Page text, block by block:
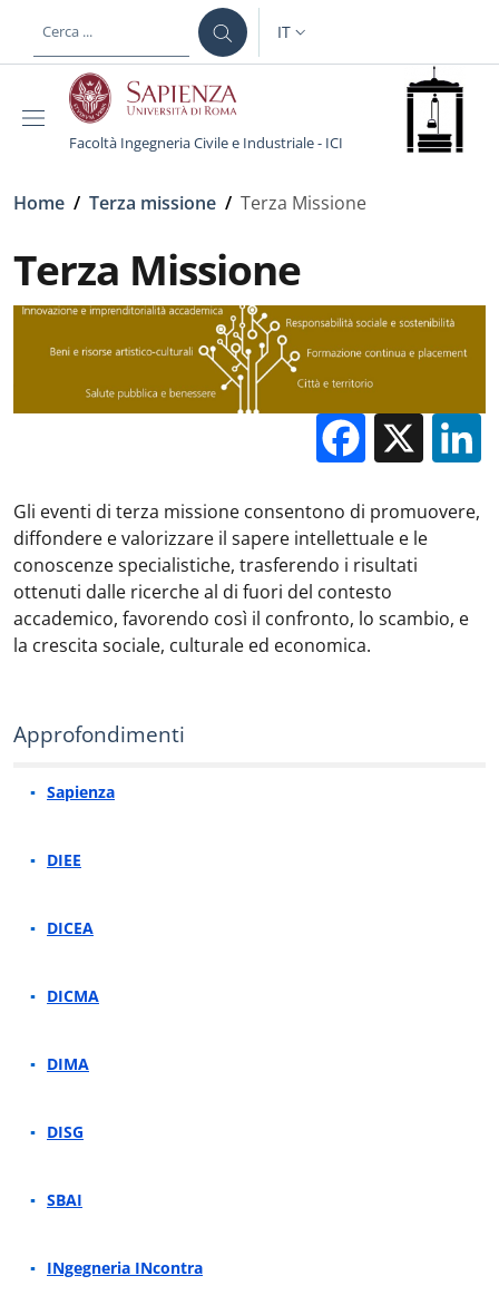
al contenuto principale
SELETTORE LINGUA:
IT
Facoltà Ingegneria Civile e Industriale - ICI
Briciole di pane
Home / Terza missione / Terza Missione
Terza Missione
X
Gli eventi di terza missione consentono di promuovere,
diffondere e valorizzare il sapere intellettuale e le
conoscenze specialistiche, trasferendo i risultati
ottenuti dalle ricerche al di fuori del contesto
accademico, favorendo così il confronto, lo scambio, e
la crescita sociale, culturale ed economica.
Approfondimenti
Sapienza
DIEE
DICEA
DICMA
DIMA
DISG
SBAI
INgegneria INcontra